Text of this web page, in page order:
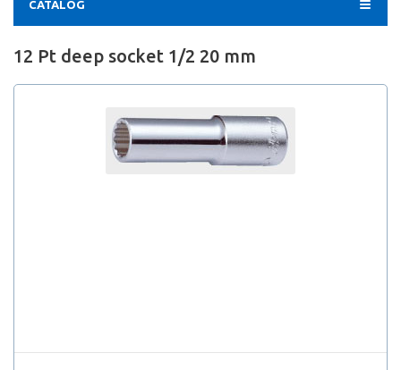
CATALOG
12 Pt deep socket 1/2 20 mm